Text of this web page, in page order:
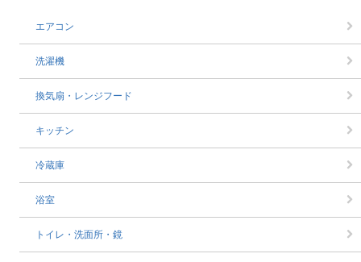
エアコン
洗濯機
換気扇・レンジフード
キッチン
冷蔵庫
浴室
トイレ・洗面所・鏡